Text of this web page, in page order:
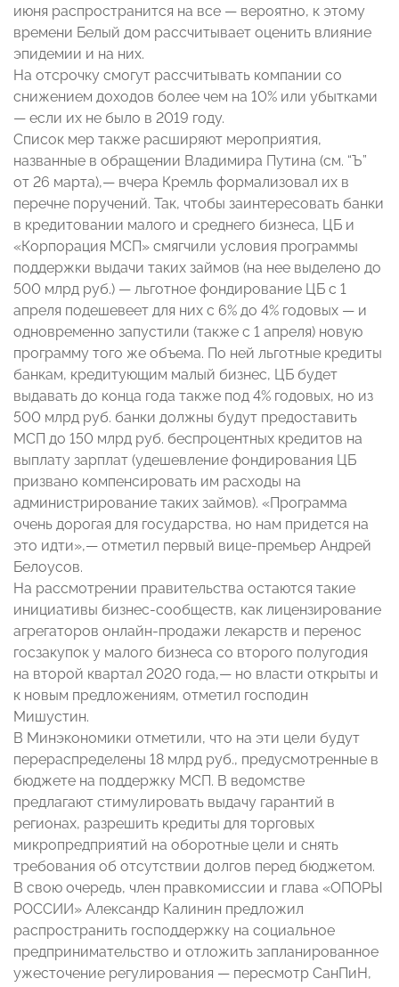
июня распространится на все — вероятно, к этому
времени Белый дом рассчитывает оценить влияние
эпидемии и на них.
На отсрочку смогут рассчитывать компании со
снижением доходов более чем на 10% или убытками
— если их не было в 2019 году.
Список мер также расширяют мероприятия,
названные в обращении Владимира Путина (см. “Ъ”
от 26 марта),— вчера Кремль формализовал их в
перечне поручений. Так, чтобы заинтересовать банки
в кредитовании малого и среднего бизнеса, ЦБ и
«Корпорация МСП» смягчили условия программы
поддержки выдачи таких займов (на нее выделено до
500 млрд руб.) — льготное фондирование ЦБ с 1
апреля подешевеет для них с 6% до 4% годовых — и
одновременно запустили (также с 1 апреля) новую
программу того же объема. По ней льготные кредиты
банкам, кредитующим малый бизнес, ЦБ будет
выдавать до конца года также под 4% годовых, но из
500 млрд руб. банки должны будут предоставить
МСП до 150 млрд руб. беспроцентных кредитов на
выплату зарплат (удешевление фондирования ЦБ
призвано компенсировать им расходы на
администрирование таких займов). «Программа
очень дорогая для государства, но нам придется на
это идти»,— отметил первый вице-премьер Андрей
Белоусов.
На рассмотрении правительства остаются такие
инициативы бизнес-сообществ, как лицензирование
агрегаторов онлайн-продажи лекарств и перенос
госзакупок у малого бизнеса со второго полугодия
на второй квартал 2020 года,— но власти открыты и
к новым предложениям, отметил господин
Мишустин.
В Минэкономики отметили, что на эти цели будут
перераспределены 18 млрд руб., предусмотренные в
бюджете на поддержку МСП. В ведомстве
предлагают стимулировать выдачу гарантий в
регионах, разрешить кредиты для торговых
микропредприятий на оборотные цели и снять
требования об отсутствии долгов перед бюджетом.
В свою очередь, член правкомиссии и глава «ОПОРЫ
РОССИИ» Александр Калинин предложил
распространить господдержку на социальное
предпринимательство и отложить запланированное
ужесточение регулирования — пересмотр СанПиН,